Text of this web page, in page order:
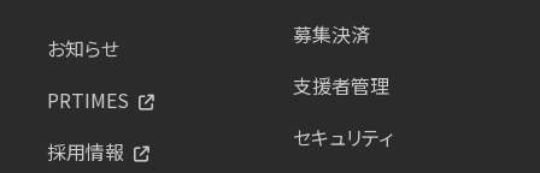
お知らせ
PRTIMES
採用情報
募集決済
支援者管理
セキュリティ